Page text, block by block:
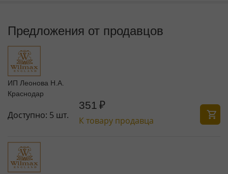
Предложения от продавцов
ИП Леонова Н.А.
Краснодар
Доступно: 5 шт.
351 ₽
К товару продавца